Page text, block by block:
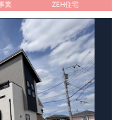
五丁目店 徒歩5分
【全棟自社一貫体制】
、お客様の安心に繋が
力しあい、最良のプラ
ジンを抑えることで、
級3取得】 ・東栄住宅
得。建築基準法で定め
して、倒壊、崩壊しな
震力を達成していま
の無料定期点検と、60年
当のお付き合いだと考
託せず、東栄住宅グル
て責任をもって対応い
業 ZEH住宅